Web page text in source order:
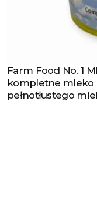
Zobacz produkt
Farm Food No. 1
kompletne mleko
pełnotłustego